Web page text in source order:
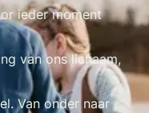
ieder moment
van ons lichaam,
Van onder naar